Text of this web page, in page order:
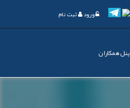
ورود ثبت نام
پنل همکاران